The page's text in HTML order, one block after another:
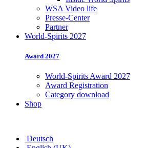
WSA Video life
Presse-Center
Partner
World-Spirits 2027
Award 2027
World-Spirits Award 2027
Award Registration
Category download
Shop
Deutsch